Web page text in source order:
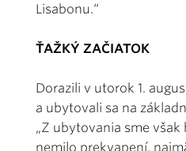
Lisabonu.“
ŤAŽKÝ ZAČIATOK
Dorazili v utorok 1.
a ubytovali sa na
„Z ubytovania sme
nemilo prekvapení,